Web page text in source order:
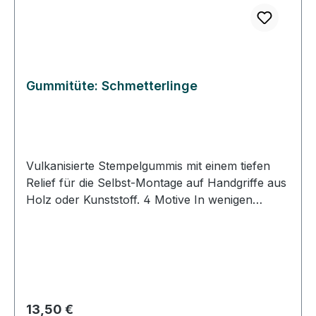
Gummitüte: Schmetterlinge
Vulkanisierte Stempelgummis mit einem tiefen
Relief für die Selbst-Montage auf Handgriffe aus
Holz oder Kunststoff. 4 Motive In wenigen
das Gummi aus. Kleben Sie das Stempelgummi
Regulärer Preis:
13,50 €